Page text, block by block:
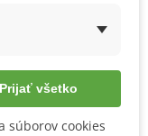
stanovište
možné žať aj v
Prijať všetko
súborov cookies